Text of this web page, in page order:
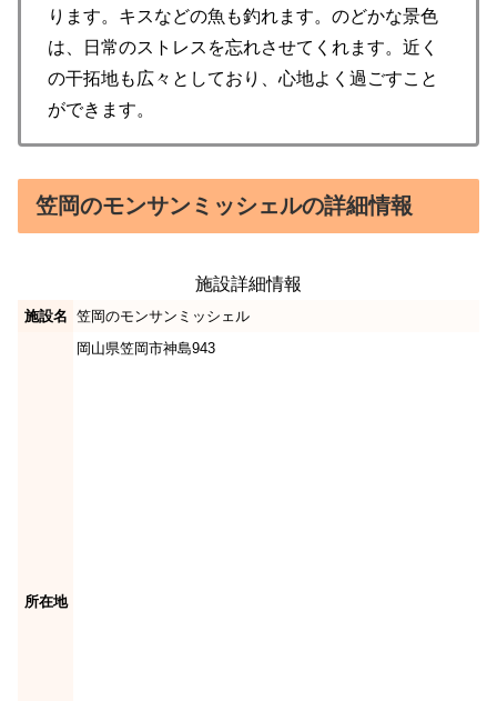
ります。キスなどの魚も釣れます。のどかな景色
は、日常のストレスを忘れさせてくれます。近く
の干拓地も広々としており、心地よく過ごすこと
ができます。
笠岡のモンサンミッシェルの詳細情報
施設詳細情報
施設名 笠岡のモンサンミッシェル
所在地
岡山県笠岡市神島943